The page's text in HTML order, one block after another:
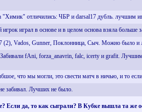
"Химик" отличились: ЧБР и darsal17 дубль. лучшим
играл в основе и в целом основа взяла больше
(2), Vados, Gunner, Поклонница, Сыч. Можно было и
fAni, forza_anavrin, falc, icerty и grafit.
что мы могли, это свести матч в ничью, и то
забивал. Лучших не было.
Если да, то как сыграли? В Кубке вышла та же